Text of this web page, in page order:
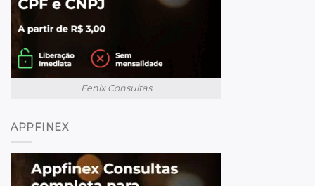
Fenix Consultas
APPFINEX